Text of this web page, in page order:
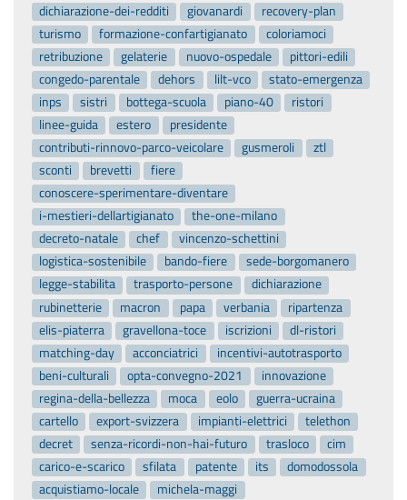
dichiarazione-dei-redditi
giovanardi
recovery-plan
turismo
formazione-confartigianato
coloriamoci
retribuzione
gelaterie nuovo-ospedale
pittori-edili
congedo-parentale
dehors lilt-vco
stato-emergenza
inps
sistri bottega-scuola piano-40
ristori
linee-guida
estero
presidente
contributi-rinnovo-parco-veicolare
gusmeroli
ztl
sconti
brevetti
fiere
conoscere-sperimentare-diventare
i-mestieri-dellartigianato
the-one-milano
decreto-natale
chef
vincenzo-schettini
logistica-sostenibile
bando-fiere
sede-borgomanero
legge-stabilita
trasporto-persone
dichiarazione
rubinetterie
macron papa verbania
ripartenza
elis-piaterra
gravellona-toce iscrizioni
dl-ristori
matching-day
acconciatrici
incentivi-autotrasporto
beni-culturali
opta-convegno-2021
innovazione
regina-della-bellezza
moca eolo
guerra-ucraina
cartello
export-svizzera impianti-elettrici
telethon
decret
senza-ricordi-non-hai-futuro trasloco
cim
carico-e-scarico
sfilata patente its
domodossola
acquistiamo-locale
michela-maggi